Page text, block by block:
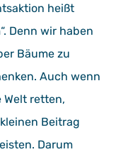
heißt
Denn wir haben
Bäume zu
Auch wenn
retten,
Beitrag
Darum